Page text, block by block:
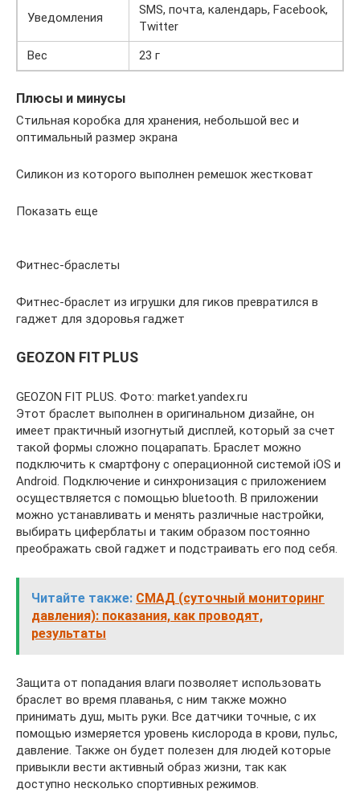
Уведомления
SMS, почта, календарь, Facebook,
Twitter
Вес
23 г
Плюсы и минусы
Стильная коробка для хранения, небольшой вес и
оптимальный размер экрана
Силикон из которого выполнен ремешок жестковат
Показать еще
Фитнес-браслеты
Фитнес-браслет из игрушки для гиков превратился в
гаджет для здоровья гаджет
GEOZON FIT PLUS
GEOZON FIT PLUS. Фото: market.yandex.ru
Этот браслет выполнен в оригинальном дизайне, он
имеет практичный изогнутый дисплей, который за счет
такой формы сложно поцарапать. Браслет можно
подключить к смартфону с операционной системой iOS и
Android. Подключение и синхронизация с приложением
осуществляется с помощью bluetooth. В приложении
можно устанавливать и менять различные настройки,
выбирать циферблаты и таким образом постоянно
преображать свой гаджет и подстраивать его под себя.
Читайте также: СМАД (суточный мониторинг
давления): показания, как проводят,
результаты
Защита от попадания влаги позволяет использовать
браслет во время плаванья, с ним также можно
принимать душ, мыть руки. Все датчики точные, с их
помощью измеряется уровень кислорода в крови, пульс,
давление. Также он будет полезен для людей которые
привыкли вести активный образ жизни, так как
доступно несколько спортивных режимов.